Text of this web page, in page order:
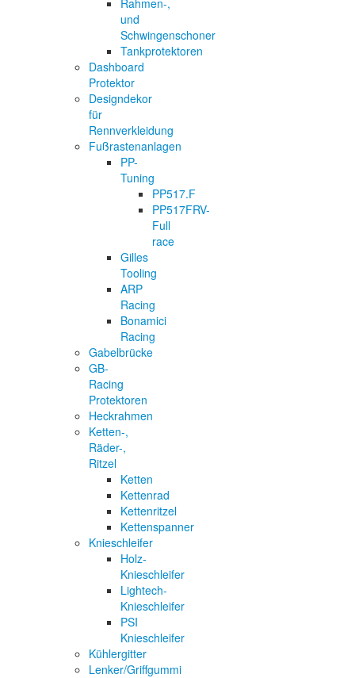
und
Schwingenschoner
Tankprotektoren
Dashboard
Protektor
Designdekor
für
Rennverkleidung
Fußrastenanlagen
PP-
Tuning
PP517.F
PP517FRV-
Full
race
Gilles
Tooling
ARP
Racing
Bonamici
Racing
Gabelbrücke
GB-
Racing
Protektoren
Heckrahmen
Ketten-,
Räder-,
Ritzel
Ketten
Kettenrad
Kettenritzel
Kettenspanner
Knieschleifer
Holz-
Knieschleifer
Lightech-
Knieschleifer
PSI
Knieschleifer
Kühlergitter
Lenker/Griffgummi